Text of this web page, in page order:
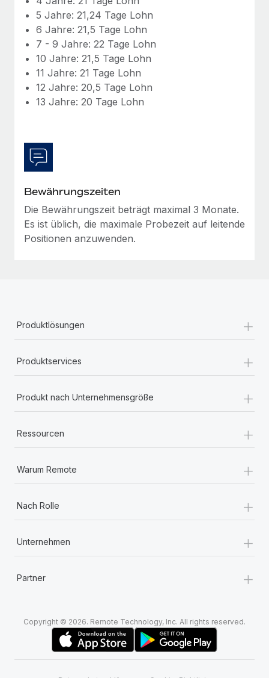
5 Jahre: 21,24 Tage Lohn
6 Jahre: 21,5 Tage Lohn
7 - 9 Jahre: 22 Tage Lohn
10 Jahre: 21,5 Tage Lohn
11 Jahre: 21 Tage Lohn
12 Jahre: 20,5 Tage Lohn
13 Jahre: 20 Tage Lohn
Bewährungszeiten
Die Bewährungszeit beträgt maximal 3 Monate.
Es ist üblich, die maximale Probezeit auf leitende
Positionen anzuwenden.
Produktlösungen +
Produktservices +
Produkt nach Unternehmensgröße +
Ressourcen +
Warum Remote +
Nach Rolle +
Unternehmen +
Partner +
Copyright © 2026. Remote Technology, Inc. All rights reserved.